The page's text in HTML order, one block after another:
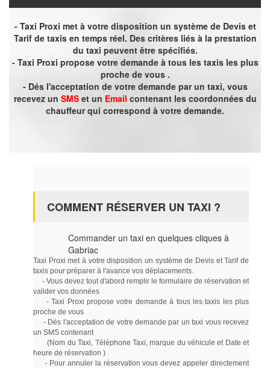
- Taxi Proxi met à votre disposition un système de Devis et
Tarif de taxis en temps réel. Des critères liés à la prestation
du taxi peuvent être spécifiés.
- Taxi Proxi propose votre demande à tous les taxis les plus
proche de vous .
- Dés l'acceptation de votre demande par un taxi, vous
recevez un SMSet un Email contenant les coordonnées du
chauffeur qui correspond à votre demande.
COMMENT RÉSERVER UN TAXI ?
Commander un taxi en quelques cliques à
Gabriac
Taxi Proxi met à votre disposition un système de Devis et Tarif de
taxis pour préparer à l'avance vos déplacements.
- Vous devez tout d'abord remplir le formulaire de réservation et
valider vos données
- Taxi Proxi propose votre demande à tous les taxis les plus
proche de vous
- Dés l'acceptation de votre demande par un taxi vous recevez
un SMS contenant
(Nom du Taxi, Téléphone Taxi, marque du véhicule et Date et
heure de réservation )
- Pour annuler la réservation vous devez appeler directement